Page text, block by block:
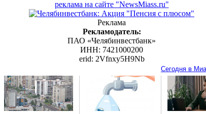
реклама на сайте "NewsMiass.ru"
Реклама
Рекламодатель:
ПАО «Челябинвестбанк»
ИНН: 7421000200
erid: 2Vfnxy5H9Nb
Сегодня в